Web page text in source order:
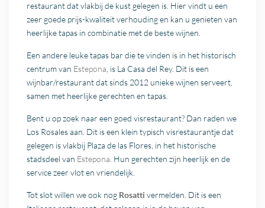
restaurant dat vlakbij de kust gelegen is. Hier vindt u een
zeer goede prijs-kwaliteit verhouding en kan u genieten van
heerlijke tapas in combinatie met de beste wijnen.
Een andere leuke tapas bar die te vinden is in het historisch
centrum van Estepona , is La Casa del Rey. Dit is een
wijnbar/restaurant dat sinds 2012 unieke wijnen serveert,
samen met heerlijke gerechten en tapas.
Bent u op zoek naar een goed visrestaurant? Dan raden we
Los Rosales aan. Dit is een klein typisch visrestaurantje dat
gelegen is vlakbij Plaza de las Flores, in het historische
stadsdeel van Estepona . Hun gerechten zijn heerlijk en de
service zeer vlot en vriendelijk.
Tot slot willen we ook nog Rosatti vermelden. Dit is een